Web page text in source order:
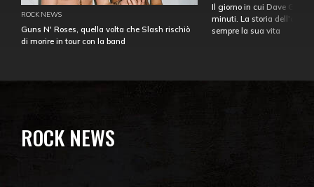
ROCK NEWS
Guns N' Roses, quella volta che Slash rischiò
di morire in tour con la band
Il giorno in cui Dave
minuti. La storia
sempre la sua vita
ROCK NEWS